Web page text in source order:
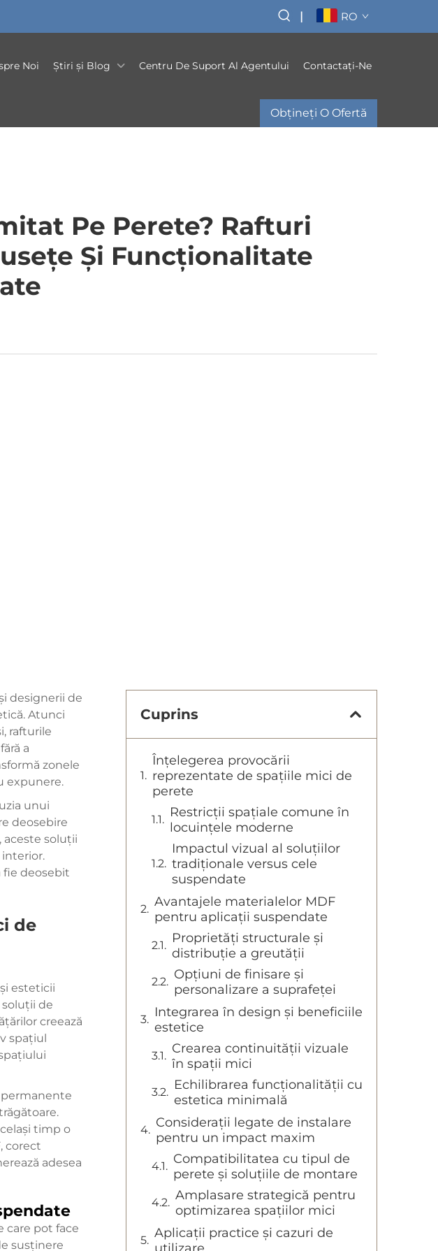
| RO
Noi Știri și Blog Centru De Suport Al Agentului Contactați-Ne
Obțineți O Ofertă
Pe Perete? Rafturi
Și Funcționalitate
designerii de
Atunci
rafturile
a
zonele
expunere.
unui
deosebire
aceste soluții
fie deosebit
de
esteticii
de
creează
spațiul
timp o
corect
adesea
care pot face
susținere
Cuprins
Înțelegerea provocării
reprezentate de spațiile mici de
perete
Restricții spațiale comune în
locuințele moderne
Impactul vizual al soluțiilor
tradiționale versus cele
suspendate
Avantajele materialelor MDF
pentru aplicații suspendate
Proprietăți structurale și
distribuție a greutății
Opțiuni de finisare și
personalizare a suprafeței
Integrarea în design și beneficiile
estetice
Crearea continuității vizuale
în spații mici
Echilibrarea funcționalității cu
estetica minimală
Considerații legate de instalare
pentru un impact maxim
Compatibilitatea cu tipul de
perete și soluțiile de montare
Amplasare strategică pentru
optimizarea spațiilor mici
Aplicații practice și cazuri de